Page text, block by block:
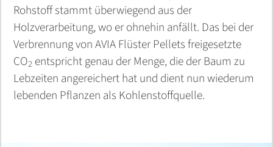
Rohstoff stammt überwiegend aus der
Holzverarbeitung, wo er ohnehin anfällt. Das bei der
Verbrennung von AVIA Flüster Pellets freigesetzte
CO2 entspricht genau der Menge, die der Baum zu
Lebzeiten angereichert hat und dient nun wiederum
lebenden Pflanzen als Kohlenstoffquelle.